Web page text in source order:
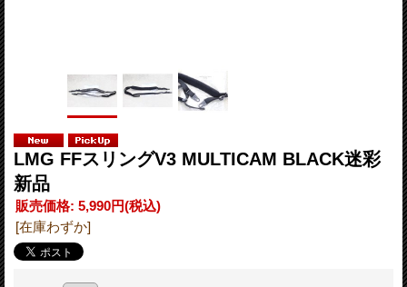
LMG FFスリングV3 MULTICAM BLACK迷彩
新品
販売価格: 5,990円(税込)
[在庫わずか]